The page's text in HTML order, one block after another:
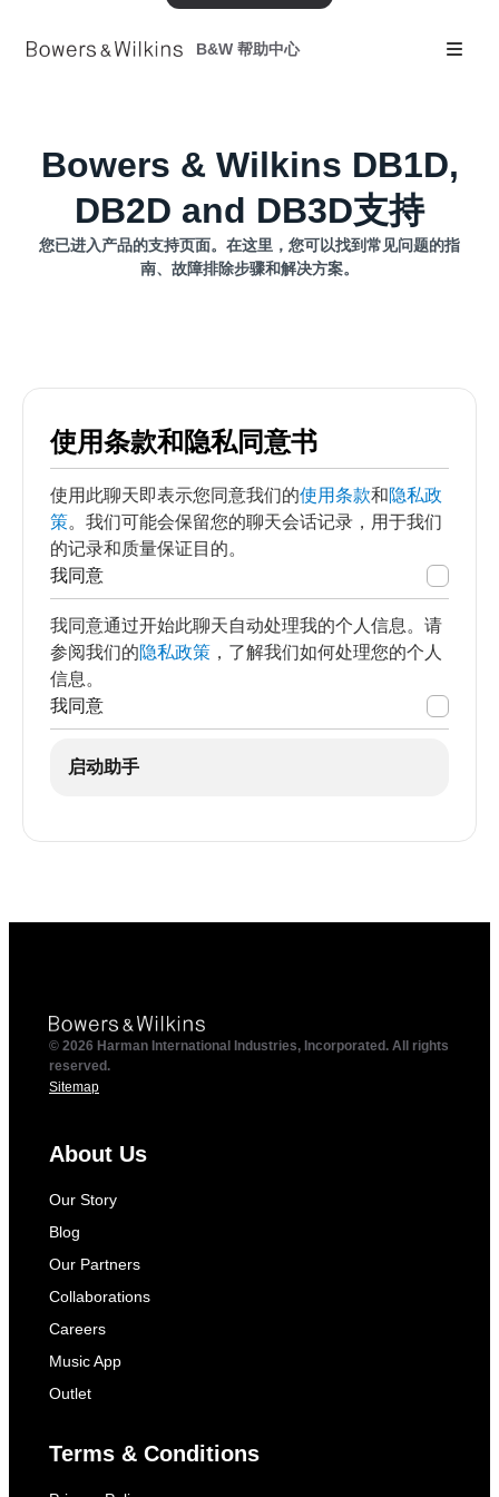
B&W 帮助中心
Bowers & Wilkins DB1D,
DB2D and DB3D支持
您已进入产品的支持页面。在这里，您可以找到常见问题的指
南、故障排除步骤和解决方案。
使用条款和隐私同意书
使用此聊天即表示您同意我们的使用条款和隐私政
策。我们可能会保留您的聊天会话记录，用于我们
的记录和质量保证目的。
我同意
我同意通过开始此聊天自动处理我的个人信息。请
参阅我们的隐私政策 ，了解我们如何处理您的个人
信息。
我同意
启动助手
© 2026 Harman International Industries, Incorporated. All rights
reserved.
Sitemap
About Us
Our Story
Blog
Our Partners
Collaborations
Careers
Music App
Outlet
Terms & Conditions